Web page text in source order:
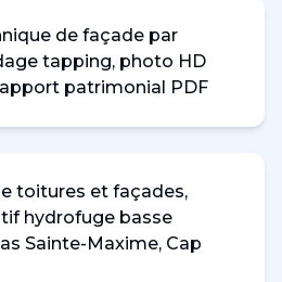
de façade par
tapping, photo HD
patrimonial PDF
toitures et façades,
hydrofuge basse
Sainte-Maxime, Cap